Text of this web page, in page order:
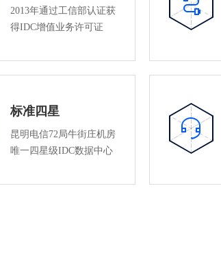
2013年通过工信部认证获
得IDC增值业务许可证
标准四星
昆明电信72局牛街庄机房
唯一四星级IDC数据中心